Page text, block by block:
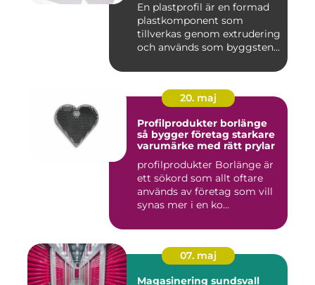
En plastprofil är en formad
plastkomponent som
tillverkas genom extrudering
och används som byggsten...
20. maj
Profilprodukter borlänge
så bygger företag starkare
varumärke med rätt prylar
profilprodukter Borlänge är
ett sökord som allt oftare
används av företag som vill
synas mer i en ko...
07. maj
Magasinering sundsvall